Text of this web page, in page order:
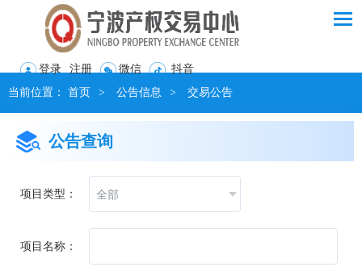
登录 注册 微信
抖音
当前位置：
首页 > 公告信息 > 交易公告
公告查询
项目类型： 全部
项目名称：